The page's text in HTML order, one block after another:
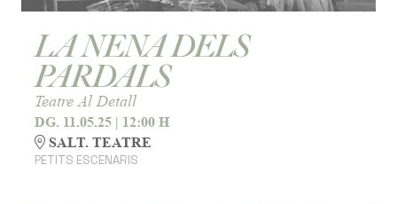
LA NENA DELS
PARDALS
Teatre Al Detall
DG. 11.05.25 | 12:00 H
SALT. TEATRE
PETITS ESCENARIS